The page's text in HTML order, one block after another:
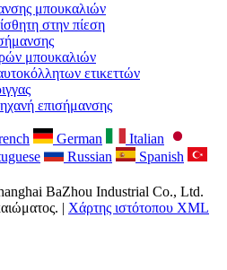
μπουκαλιών
στην πίεση
μπουκαλιών
ετικεττών
επισήμανσης
German
Italian
Russian
Spanish
BaZhou Industrial Co., Ltd.
| Χάρτης ιστότοπου XML